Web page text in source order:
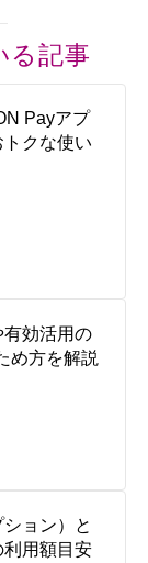
る記事
Payアプ
クな使い
効活用の
め方を解説
ョン）と
用額目安